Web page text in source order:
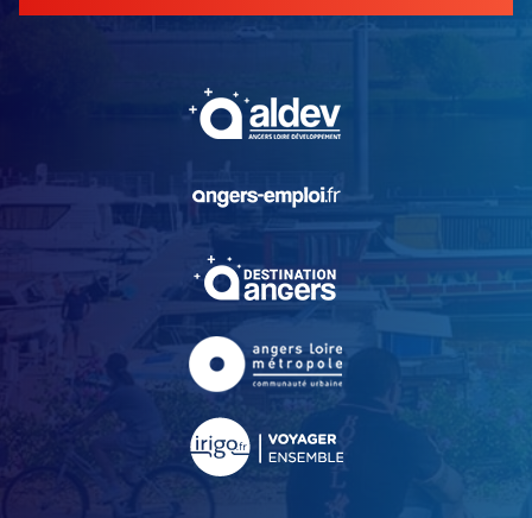
, Ouvre une nouvelle
, Ouvre une nouvelle